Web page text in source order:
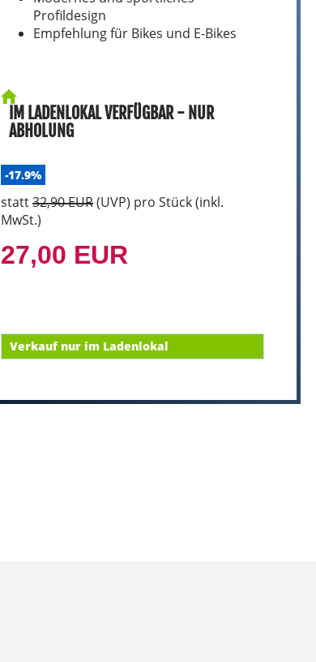
Profildesign
Empfehlung für Bikes und E-Bikes
IM LADENLOKAL VERFÜGBAR - NUR
ABHOLUNG
-17.9%
statt32,90 EUR(UVP) pro Stück (inkl.
MwSt.)
27,00 EUR
Verkauf nur im Ladenlokal